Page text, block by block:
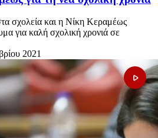
σχολεία και η Νίκη Κεραμέως
για καλή σχολική χρονιά σε
2021